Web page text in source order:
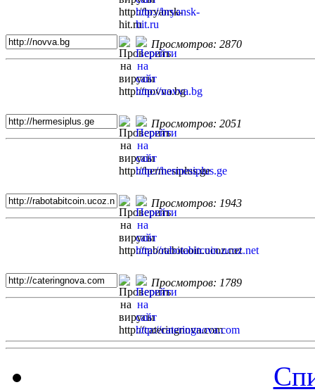
Просмотров: 2870
Просмотров: 2051
Просмотров: 1943
Просмотров: 1789